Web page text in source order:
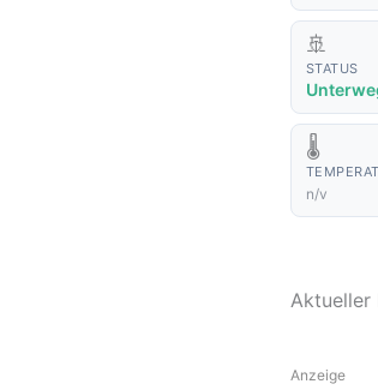
🚢
STATUS
🌡️
n/v
Aktueller
Anzeige